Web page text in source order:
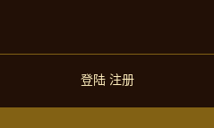
登陆 注册